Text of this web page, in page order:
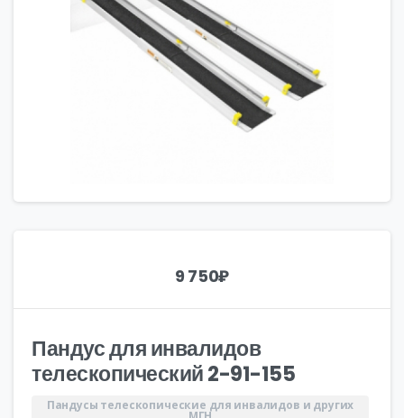
9 750₽
Пандус для инвалидов
телескопический 2-91-155
Пандусы телескопические для инвалидов и других